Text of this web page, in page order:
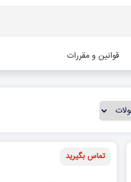
قوانین و مقررات
تماس بگیرید